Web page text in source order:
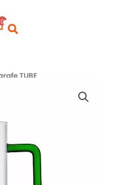
0
TUBE